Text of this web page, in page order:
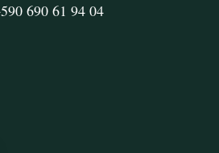
690 61 94 04